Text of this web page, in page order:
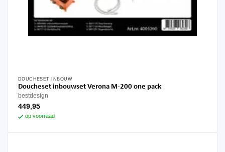
DOUCHESET INBOUW
Doucheset inbouwset Verona M-200 one pack
bestdesign
449,95
op voorraad